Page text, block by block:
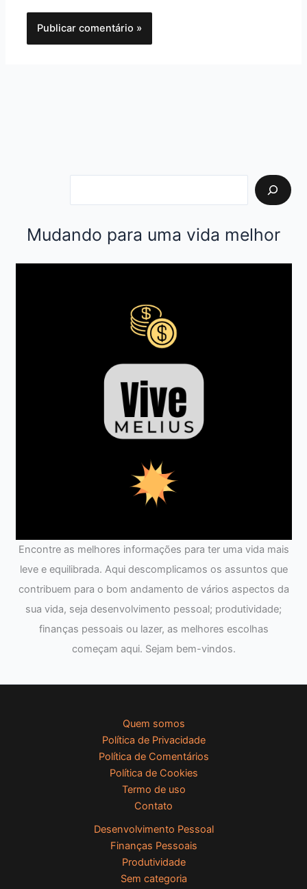
Mudando para uma vida melhor
Encontre as melhores informações para ter uma vida mais
leve e equilibrada. Aqui descomplicamos os assuntos que
contribuem para o bom andamento de vários aspectos da
sua vida, seja desenvolvimento pessoal; produtividade;
finanças pessoais ou lazer, as melhores escolhas
começam aqui. Sejam bem-vindos.
Quem somos
Política de Privacidade
Política de Comentários
Política de Cookies
Termo de uso
Contato
Desenvolvimento Pessoal
Finanças Pessoais
Produtividade
Sem categoria